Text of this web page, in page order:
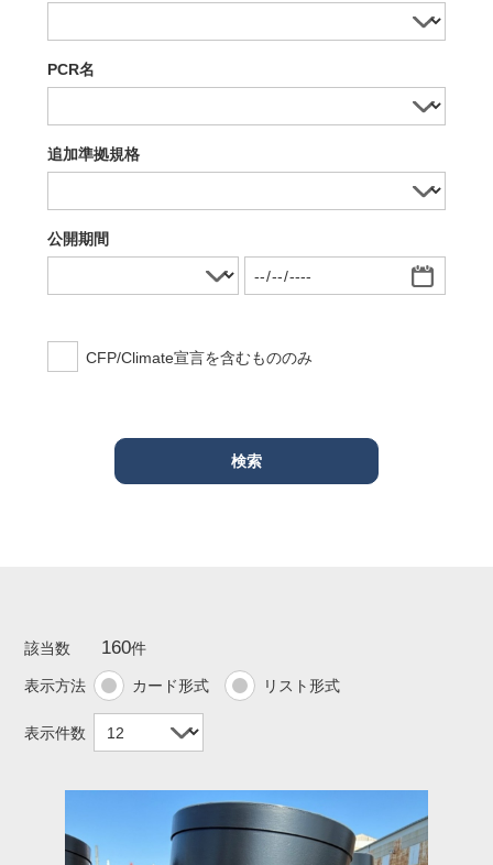
PCR名
追加準拠規格
公開期間
CFP/Climate宣言を含むもののみ
該当数 160件
表示方法 カード形式 リスト形式
表示件数